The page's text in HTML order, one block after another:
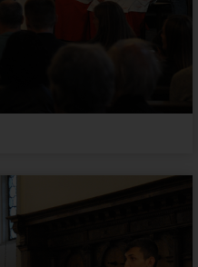
für den Benutzer.
Elemente zur